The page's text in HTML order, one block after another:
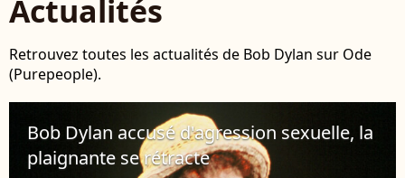
Actualités
Retrouvez toutes les actualités de Bob Dylan sur Ode
(Purepeople).
Bob Dylan accusé d'agression sexuelle, la
plaignante se rétracte